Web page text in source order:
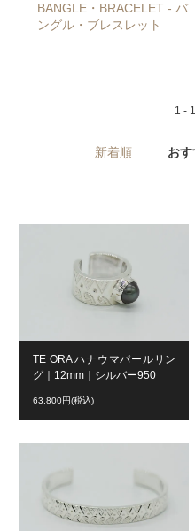
BANGLE・BRACELET - バ
ングル・ブレスレット
1 -
新着順 お
TE ORA ハナウマパールリン
グ｜12mm｜シルバー950
63,800円(税込)